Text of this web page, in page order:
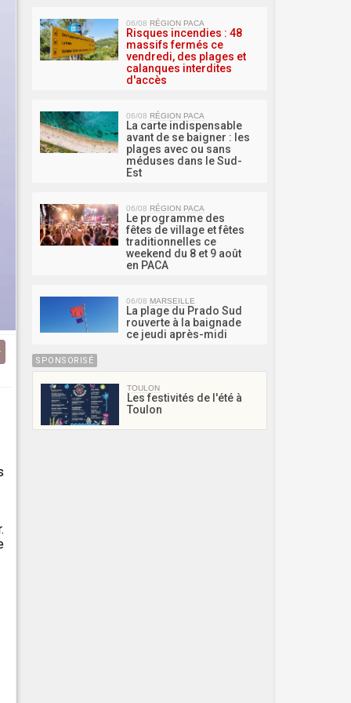
06/08 RÉGION PACA
Risques incendies : 48
massifs fermés ce
vendredi, des plages et
calanques interdites
d'accès
06/08 RÉGION PACA
La carte indispensable
avant de se baigner : les
plages avec ou sans
méduses dans le Sud-
Est
06/08 RÉGION PACA
Le programme des
fêtes de village et fêtes
traditionnelles ce
weekend du 8 et 9 août
en PACA
06/08 MARSEILLE
La plage du Prado Sud
rouverte à la baignade
ce jeudi après-midi
SPONSORISÉ
TOULON
Les festivités de l'été à
Toulon